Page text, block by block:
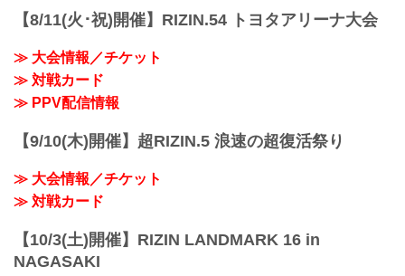
の診断が下り今大会は欠場となりまし
司会進行はRIZIN実況担当の鈴木芳彦アナ
ウンサーが務め、会見には榊原信行
に開催日が変更へ
【8/11(火･祝)開催】RIZIN.54 トヨタアリーナ大会
≫ 大会情報／チケット
≫ 対戦カード
≫ PPV配信情報
【9/10(木)開催】超RIZIN.5 浪速の超復活祭り
≫ 大会情報／チケット
≫ 対戦カード
【10/3(土)開催】RIZIN LANDMARK 16 in
NAGASAKI